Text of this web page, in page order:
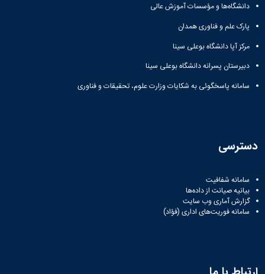
مراکز
مرتبط
بنیاد
ملی
شرکت
های
دانش
و
فرآیندها
نامه
نامه
های
پژوهشی
دانشگاه‌ها و مؤسسات آموزش عالی
پارک علم و فناوری همدان
مرکز آپا دانشگاه بوعلی سینا
دبیرستان پسرانه دانشگاه بوعلی سینا
سامانه پاسخگوئی به شکایات وزارت علوم، تحقیقات و فناوری
دسترسی
سامانه شفافیت
بیانیه صیانت از داده‌ها
گزارش آماری وب‌ سایت
سامانه فوریت‌های اداری (فؤاد)